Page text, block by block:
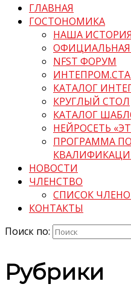
ГЛАВНАЯ
ГОСТОНОМИКА
НАША ИСТОРИЯ
NFST ФОРУМ
КАТАЛОГ
КРУГЛЫЙ СТОЛ
КАТАЛОГ
НЕЙРОСЕТЬ
ПРОГРАММА
НОВОСТИ
ЧЛЕНСТВО
СПИСОК
КОНТАКТЫ
Поиск по:
Рубрики